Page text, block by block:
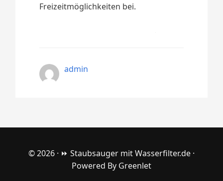
Freizeitmöglichkeiten bei.
admin
© 2026 · ⏩ Staubsauger mit Wasserfilter.de ·
Powered By Greenlet